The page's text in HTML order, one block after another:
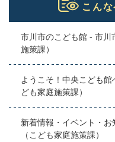
こん
市川市のこども館 - 市川
施策課）
ようこそ！中央こども
ども家庭施策課）
新着情報・イベント・
（こども家庭施策課）